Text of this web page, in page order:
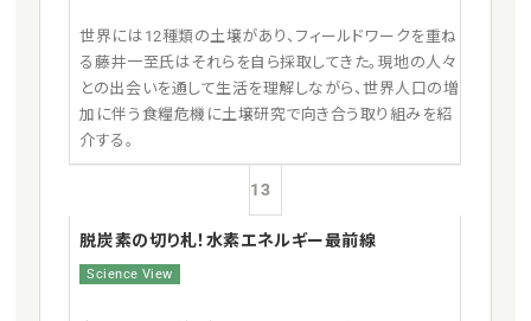
世界には12種類の土壌があり、フィールドワークを重ね
る藤井一至氏はそれらを自ら採取してきた。現地の人々
との出会いを通して生活を理解しながら、世界人口の増
加に伴う食糧危機に土壌研究で向き合う取り組みを紹
介する。
13
脱炭素の切り札！水素エネルギー最前線
Science View